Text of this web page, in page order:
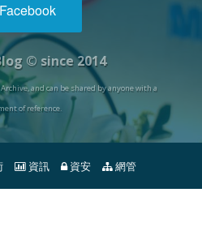
Facebook
© since 2014
and can be shared by anyone with a
of reference.
資訊 資安 網管